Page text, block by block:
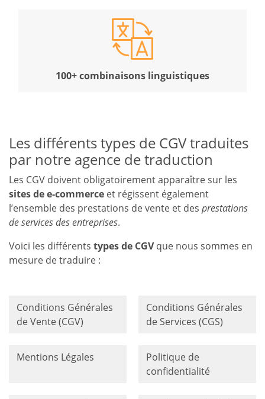
100+ combinaisons linguistiques
Les différents types de CGV traduites
par notre agence de traduction
Les CGV doivent obligatoirement apparaître sur les
sites de e-commerce et régissent également
l’ensemble des prestations de vente et des prestations
de services des entreprises.
Voici les différents types de CGVque nous sommes en
mesure de traduire :
Conditions Générales
de Vente (CGV)
Conditions Générales
de Services (CGS)
Mentions Légales
Politique de
confidentialité